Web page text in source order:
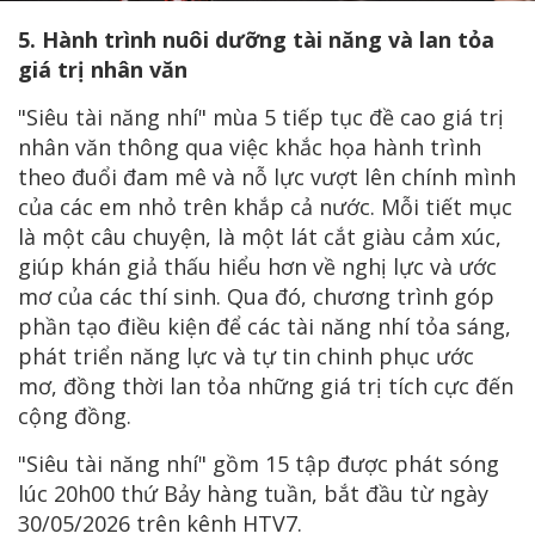
5. Hành trình nuôi dưỡng tài năng và lan tỏa
giá trị nhân văn
"Siêu tài năng nhí" mùa 5 tiếp tục đề cao giá trị
nhân văn thông qua việc khắc họa hành trình
theo đuổi đam mê và nỗ lực vượt lên chính mình
của các em nhỏ trên khắp cả nước. Mỗi tiết mục
là một câu chuyện, là một lát cắt giàu cảm xúc,
giúp khán giả thấu hiểu hơn về nghị lực và ước
mơ của các thí sinh. Qua đó, chương trình góp
phần tạo điều kiện để các tài năng nhí tỏa sáng,
phát triển năng lực và tự tin chinh phục ước
mơ, đồng thời lan tỏa những giá trị tích cực đến
cộng đồng.
"Siêu tài năng nhí" gồm 15 tập được phát sóng
lúc 20h00 thứ Bảy hàng tuần, bắt đầu từ ngày
30/05/2026 trên kênh HTV7.